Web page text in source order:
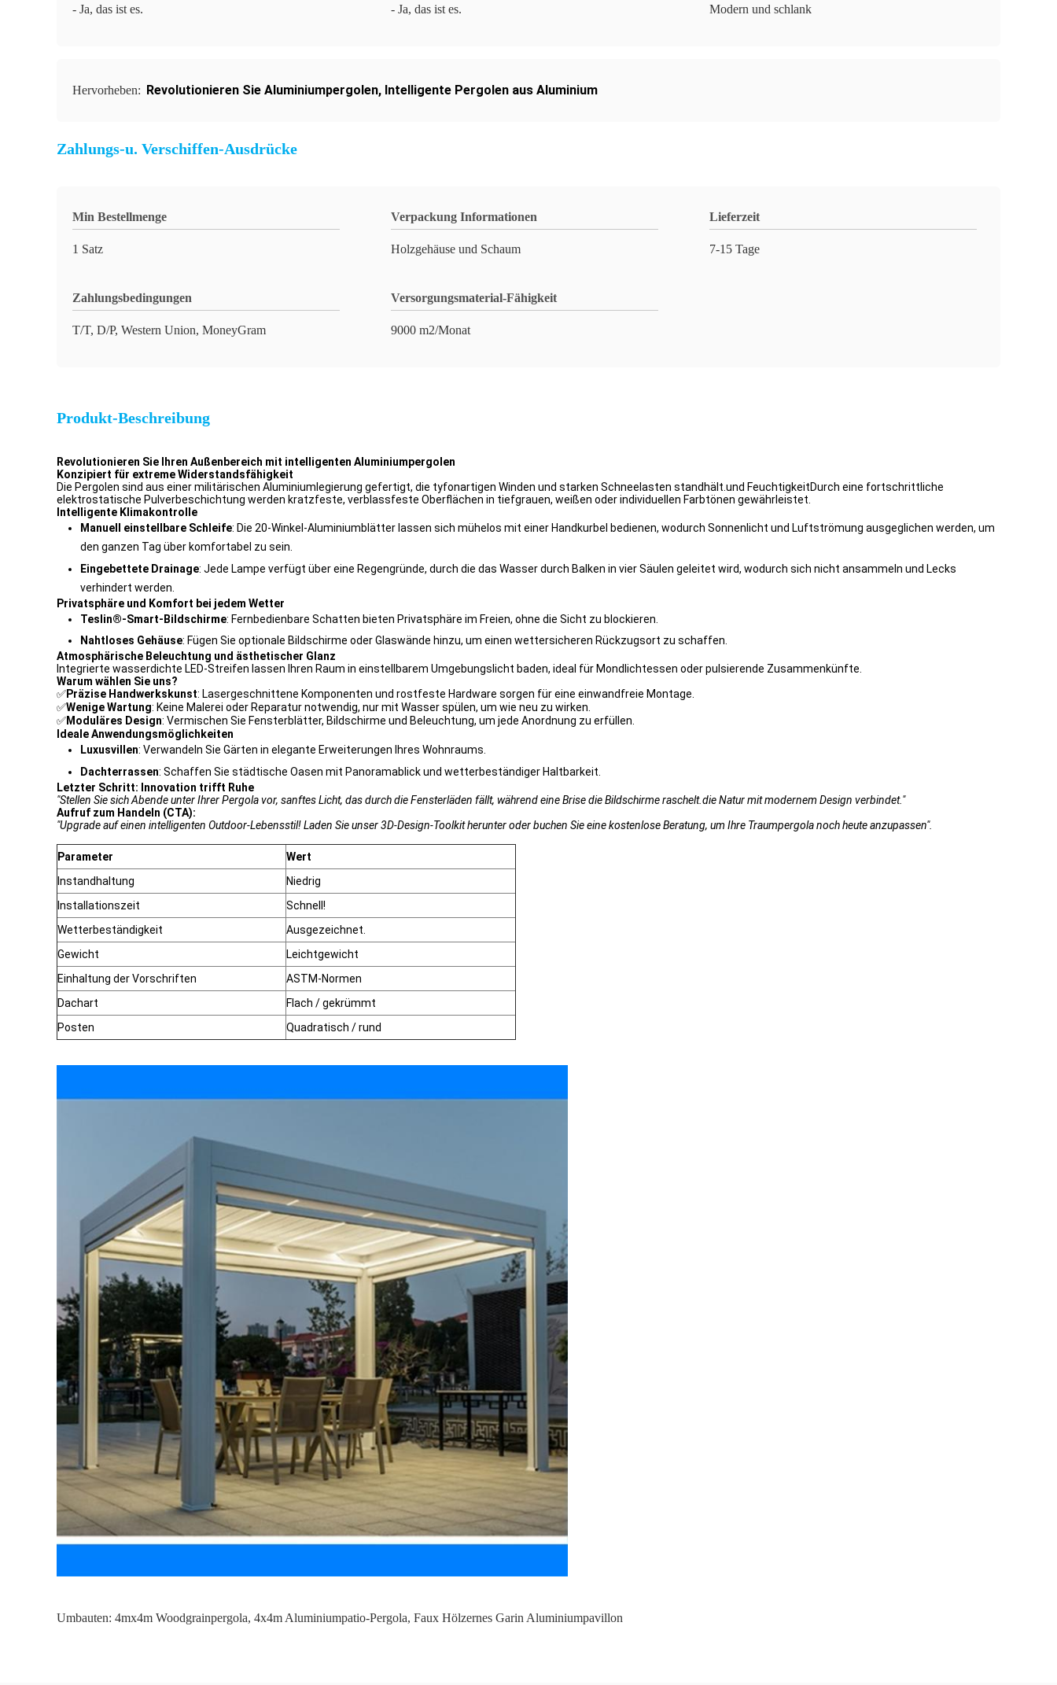
- Ja, das ist es. - Ja, das ist es. Modern und schlank
Hervorheben: Revolutionieren Sie Aluminiumpergolen, Intelligente Pergolen aus Aluminium
Zahlungs-u. Verschiffen-Ausdrücke
Min Bestellmenge
1 Satz
Verpackung Informationen
Holzgehäuse und Schaum
Lieferzeit
7-15 Tage
Zahlungsbedingungen
T/T, D/P, Western Union, MoneyGram
Versorgungsmaterial-Fähigkeit
9000 m2/Monat
Produkt-Beschreibung
Revolutionieren Sie Ihren Außenbereich mit intelligenten Aluminiumpergolen
Konzipiert für extreme Widerstandsfähigkeit
Die Pergolen sind aus einer militärischen Aluminiumlegierung gefertigt, die tyfonartigen Winden und starken Schneelasten standhält.und FeuchtigkeitDurch eine fortschrittliche
elektrostatische Pulverbeschichtung werden kratzfeste, verblassfeste Oberflächen in tiefgrauen, weißen oder individuellen Farbtönen gewährleistet.
Intelligente Klimakontrolle
Manuell einstellbare Schleife: Die 20-Winkel-Aluminiumblätter lassen sich mühelos mit einer Handkurbel bedienen, wodurch Sonnenlicht und Luftströmung ausgeglichen werden, um
den ganzen Tag über komfortabel zu sein.
Eingebettete Drainage: Jede Lampe verfügt über eine Regengründe, durch die das Wasser durch Balken in vier Säulen geleitet wird, wodurch sich nicht ansammeln und Lecks
verhindert werden.
Privatsphäre und Komfort bei jedem Wetter
Teslin®-Smart-Bildschirme: Fernbedienbare Schatten bieten Privatsphäre im Freien, ohne die Sicht zu blockieren.
Nahtloses Gehäuse: Fügen Sie optionale Bildschirme oder Glaswände hinzu, um einen wettersicheren Rückzugsort zu schaffen.
Atmosphärische Beleuchtung und ästhetischer Glanz
Integrierte wasserdichte LED-Streifen lassen Ihren Raum in einstellbarem Umgebungslicht baden, ideal für Mondlichtessen oder pulsierende Zusammenkünfte.
Warum wählen Sie uns?
✅Präzise Handwerkskunst: Lasergeschnittene Komponenten und rostfeste Hardware sorgen für eine einwandfreie Montage.
✅Wenige Wartung: Keine Malerei oder Reparatur notwendig, nur mit Wasser spülen, um wie neu zu wirken.
✅Moduläres Design: Vermischen Sie Fensterblätter, Bildschirme und Beleuchtung, um jede Anordnung zu erfüllen.
Ideale Anwendungsmöglichkeiten
Luxusvillen: Verwandeln Sie Gärten in elegante Erweiterungen Ihres Wohnraums.
Dachterrassen: Schaffen Sie städtische Oasen mit Panoramablick und wetterbeständiger Haltbarkeit.
Letzter Schritt: Innovation trifft Ruhe
"Stellen Sie sich Abende unter Ihrer Pergola vor, sanftes Licht, das durch die Fensterläden fällt, während eine Brise die Bildschirme raschelt.die Natur mit modernem Design verbindet."
Aufruf zum Handeln (CTA):
"Upgrade auf einen intelligenten Outdoor-Lebensstil! Laden Sie unser 3D-Design-Toolkit herunter oder buchen Sie eine kostenlose Beratung, um Ihre Traumpergola noch heute anzupassen".
Parameter
Wert
Instandhaltung
Niedrig
Installationszeit
Schnell!
Wetterbeständigkeit
Ausgezeichnet.
Gewicht
Leichtgewicht
Einhaltung der Vorschriften
ASTM-Normen
Dachart
Flach / gekrümmt
Posten
Quadratisch / rund
Umbauten: 4mx4m Woodgrainpergola, 4x4m Aluminiumpatio-Pergola, Faux Hölzernes Garin Aluminiumpavillon